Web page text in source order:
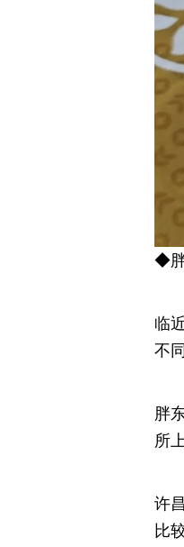
◆胖
临
不
胖
所
许
比